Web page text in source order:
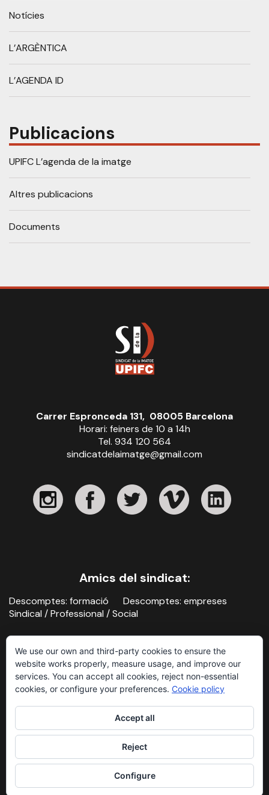
Notícies
L’ARGÈNTICA
L’AGENDA ID
Publicacions
UPIFC L’agenda de la imatge
Altres publicacions
Documents
Carrer Espronceda 131, 08005 Barcelona
Horari: feiners de 10 a 14h
Tel. 934 120 564
sindicatdelaimatge@gmail.com
Amics del sindicat:
Descomptes: formació
Descomptes: empreses
Sindical / Professional / Social
Contacte Avís legal i política de privacitat
Sindicat de la Imatge, 2026
We use our own and third-party cookies to ensure the
website works properly, measure usage, and improve our
services. You can accept all cookies, reject non-essential
cookies, or configure your preferences. Cookie policy
Accept all
Reject
Configure